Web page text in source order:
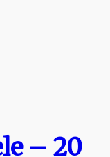
– 20